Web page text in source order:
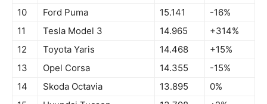
10
Ford Puma 15.141
-16%
11
Tesla Model 3 14.965
+314%
12
Toyota Yaris 14.468
+15%
13
Opel Corsa 14.355
-15%
14
Skoda Octavia 13.895
0%